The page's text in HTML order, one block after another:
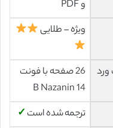
و PDF
ویژه – طلایی
26 صفحه با فونت
14 B Nazanin
ترجمه شده است ✓